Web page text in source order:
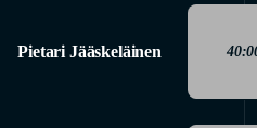
Pietari Jääskeläinen